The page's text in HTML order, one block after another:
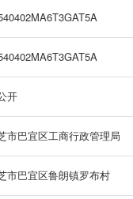
开
市巴宜区工商行政管理局
市巴宜区鲁朗镇罗布村